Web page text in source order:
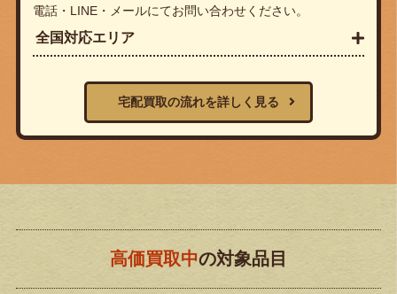
電話・LINE・メールにてお問い合わせください。
全国対応エリア
宅配買取の流れを詳しく見る
高価買取中の対象品目